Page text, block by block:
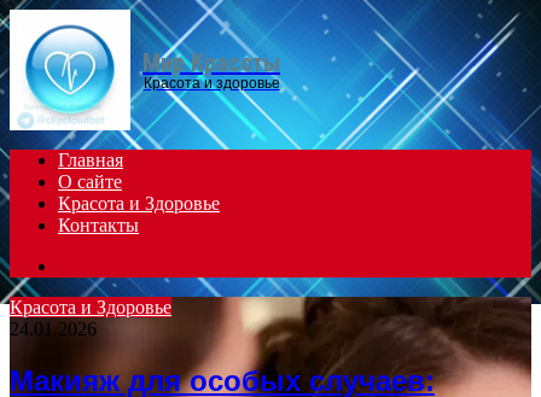
Menu
Мир Красоты
Красота и здоровье
Главная
О сайте
Красота и Здоровье
Контакты
Красота и Здоровье
24.01.2026
Макияж для особых случаев: